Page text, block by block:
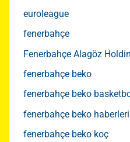
euroleague
fenerbahçe
Fenerbahçe Alagöz
fenerbahçe beko
fenerbahçe beko
fenerbahçe beko haberleri
fenerbahçe beko koç